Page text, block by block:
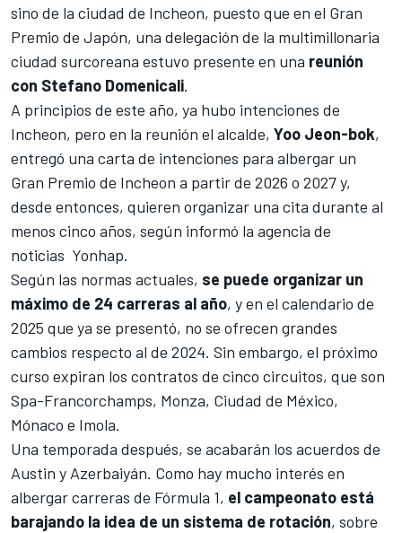
sino de la ciudad de Incheon, puesto que en el Gran
Premio de Japón, una delegación de la multimillonaria
ciudad surcoreana estuvo presente en una reunión
con Stefano Domenicali.
A principios de este año, ya hubo intenciones de
Incheon, pero en la reunión el alcalde, Yoo Jeon-bok,
entregó una carta de intenciones para albergar un
Gran Premio de Incheon a partir de 2026 o 2027 y,
desde entonces, quieren organizar una cita durante al
menos cinco años, según informó la agencia de
noticias Yonhap.
Según las normas actuales, se puede organizar un
máximo de 24 carreras al año, y en el calendario de
2025 que ya se presentó, no se ofrecen grandes
cambios respecto al de 2024. Sin embargo, el próximo
curso expiran los contratos de cinco circuitos, que son
Spa-Francorchamps, Monza, Ciudad de México,
Mónaco e Imola.
Una temporada después, se acabarán los acuerdos de
Austin y Azerbaiyán. Como hay mucho interés en
albergar carreras de Fórmula 1, el campeonato está
barajando la idea de un sistema de rotación, sobre